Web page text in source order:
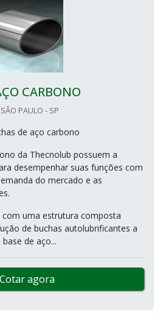
CARBONO
PAULO - SP
de aço carbono
da Thecnolub possuem a
desempenhar suas funções com
do mercado e as
com uma estrutura composta
de buchas autolubrificantes a
de aço...
Cotar agora